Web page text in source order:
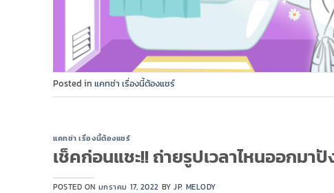
Posted in แคทช่า เรื่องนี้ต้องแชร์
แคทช่า เรื่องนี้ต้องแชร์
เช็คก่อนแชะ!! ถ่ายรูปเวลาไหนออกมาปั
POSTED ON มกราคม 17, 2022 BYJP. MELODY